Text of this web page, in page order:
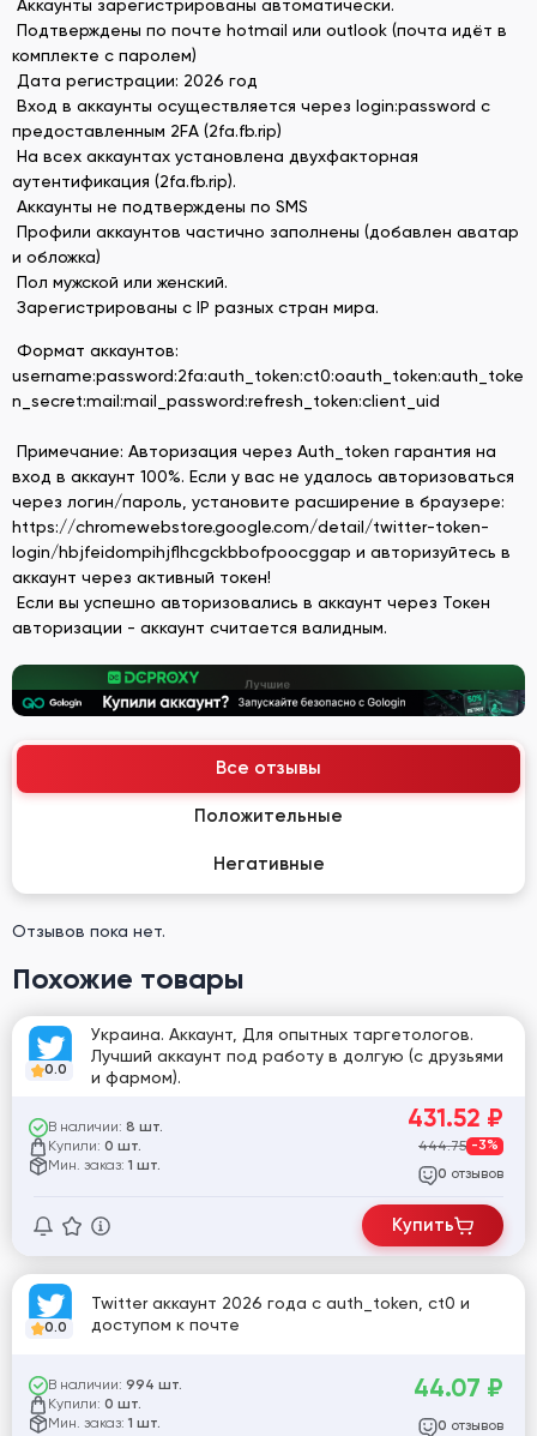
Аккаунты зарегистрированы автоматически.
Подтверждены по почте hotmail или outlook (почта идёт в
комплекте c паролем)
Дата регистрации: 2026 год
Вход в аккаунты осуществляется через login:password с
предоставленным 2FA (2fa.fb.rip)
На всех аккаунтах установлена двухфакторная
аутентификация (2fa.fb.rip).
Аккаунты не подтверждены по SMS
Профили аккаунтов частично заполнены (добавлен аватар
и обложка)
Пол мужской или женский.
Зарегистрированы с IP разных стран мира.
Формат аккаунтов:
username:password:2fa:auth_token:ct0:oauth_token:auth_toke
n_secret:mail:mail_password:refresh_token:client_uid
Примечание: Авторизация через Auth_token гарантия на
вход в аккаунт 100%. Если у вас не удалось авторизоваться
через логин/пароль, установите расширение в браузере:
https://chromewebstore.google.com/detail/twitter-token-
login/hbjfeidompihjflhcgckbbofpoocggap и авторизуйтесь в
аккаунт через активный токен!
Если вы успешно авторизовались в аккаунт через Токен
авторизации - аккаунт считается валидным.
Все отзывы
Положительные
Негативные
Отзывов пока нет.
Похожие товары
0.0
Украина. Аккаунт, Для опытных таргетологов.
Лучший аккаунт под работу в долгую (с друзьями
и фармом).
В наличии: 8 шт.
Купили: 0 шт.
Мин. заказ: 1 шт.
431.52 ₽
444.75 -3%
0 отзывов
Купить
0.0
Twitter аккаунт 2026 года с auth_token, ct0 и
доступом к почте
В наличии: 994 шт.
Купили: 0 шт.
Мин. заказ: 1 шт.
44.07 ₽
0 отзывов